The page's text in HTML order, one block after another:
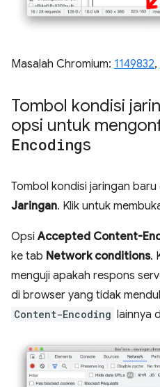
Masalah Chromium: 1149832,
Tombol kondisi
opsi untuk
Encodings
Tombol kondisi jaringan
Jaringan. Klik untuk
OpsiAccepted Content-
ke tab Network conditions.
menguji apakah respons
di browser yang tidak
Content-Encoding lainnya